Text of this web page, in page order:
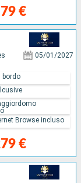
€
05/01/2027
€
bordo
Browse incluso